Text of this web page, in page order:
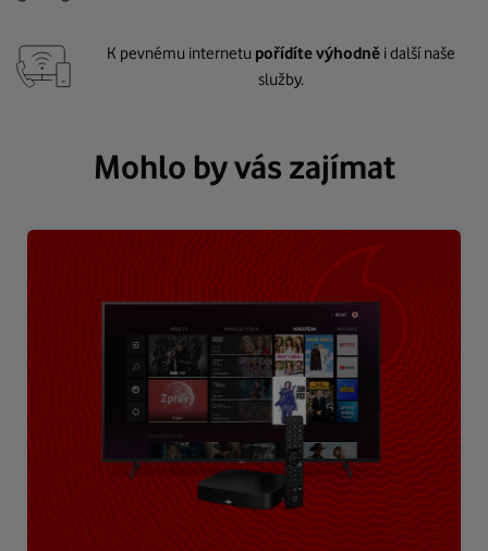
K pevnému internetu pořídíte výhodně i další naše
služby.
Mohlo by vás zajímat